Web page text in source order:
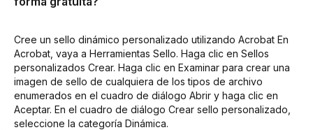
Cree un sello dinámico personalizado utilizando Acrobat En
Acrobat, vaya a Herramientas Sello. Haga clic en Sellos
personalizados Crear. Haga clic en Examinar para crear una
imagen de sello de cualquiera de los tipos de archivo
enumerados en el cuadro de diálogo Abrir y haga clic en
Aceptar. En el cuadro de diálogo Crear sello personalizado,
seleccione la categoría Dinámica.